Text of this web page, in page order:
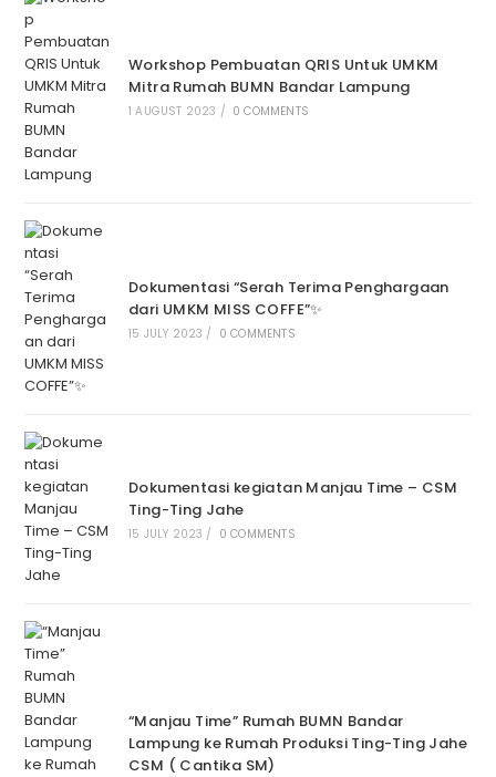
Workshop Pembuatan QRIS Untuk UMKM
Mitra Rumah BUMN Bandar Lampung
1 AUGUST 2023 / 0 COMMENTS
Dokumentasi “Serah Terima Penghargaan
dari UMKM MISS COFFE”✨
15 JULY 2023 / 0 COMMENTS
Dokumentasi kegiatan Manjau Time – CSM
Ting-Ting Jahe
15 JULY 2023 / 0 COMMENTS
“Manjau Time” Rumah BUMN Bandar
Lampung ke Rumah Produksi Ting-Ting Jahe
CSM ( Cantika SM)